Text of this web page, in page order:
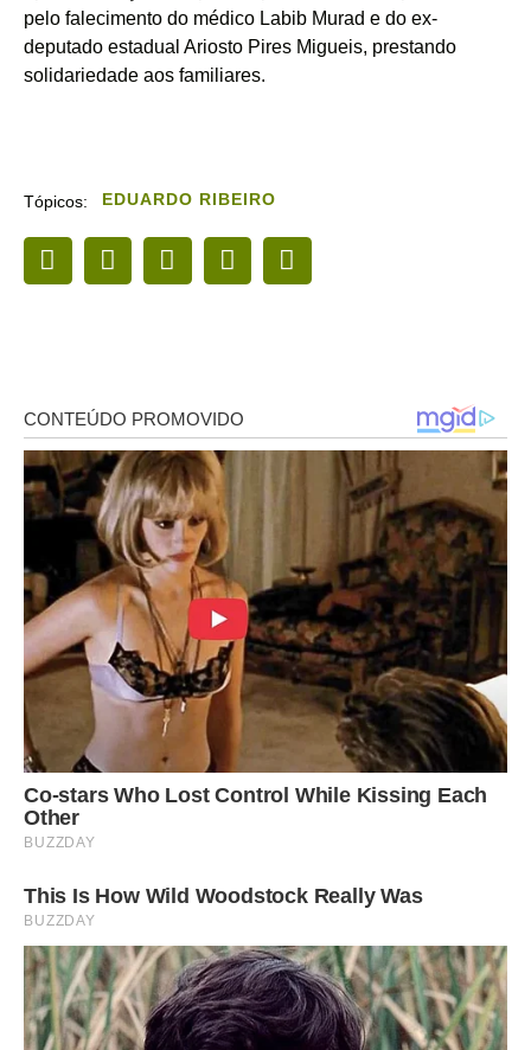
pelo falecimento do médico Labib Murad e do ex-
deputado estadual Ariosto Pires Migueis, prestando
solidariedade aos familiares.
Tópicos: EDUARDO RIBEIRO